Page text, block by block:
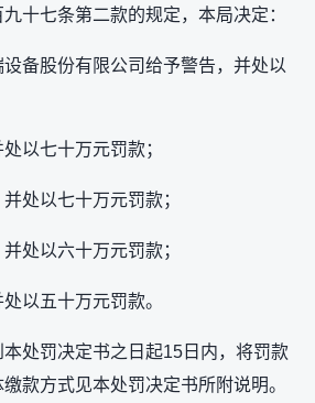
十七条第二款的规定，本局决定：
备股份有限公司给予警告，并处以
以七十万元罚款；
处以七十万元罚款；
处以六十万元罚款；
以五十万元罚款。
本处罚决定书之日起15日内，将罚款
款方式见本处罚决定书所附说明。